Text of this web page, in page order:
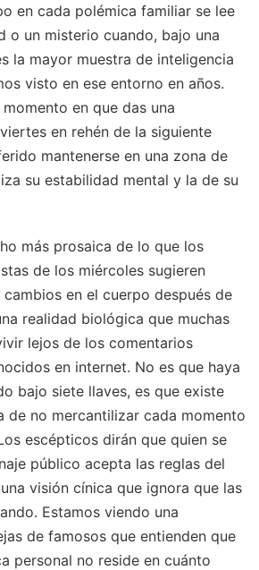
en cada polémica familiar se lee
o un misterio cuando, bajo una
la mayor muestra de inteligencia
visto en ese entorno en años.
en que das una
en rehén de la siguiente
mantenerse en una zona de
su estabilidad mental y la de su
más prosaica de lo que los
de los miércoles sugieren
en el cuerpo después de
realidad biológica que muchas
lejos de los comentarios
en internet. No es que haya
bajo siete llaves, es que existe
de no mercantilizar cada momento
escépticos dirán que quien se
público acepta las reglas del
visión cínica que ignora que las
Estamos viendo una
de famosos que entienden que
personal no reside en cuánto